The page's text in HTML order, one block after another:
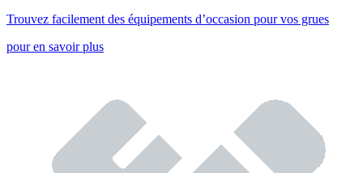
Trouvez facilement des équipements d’occasion pour vos grues
pour en savoir plus